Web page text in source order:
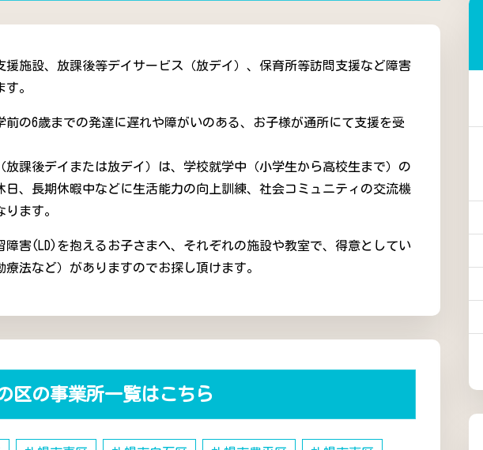
援施設、放課後等デイサービス（放デイ）、保育所等訪問支援など障害
。
前の6歳までの発達に遅れや障がいのある、お子様が通所にて支援を受
放課後デイまたは放デイ）は、学校就学中（小学生から高校生まで）の
日、長期休暇中などに生活能力の向上訓練、社会コミュニティの交流機
ます。
障害(LD)を抱えるお子さまへ、それぞれの施設や教室で、得意としてい
法など）がありますのでお探し頂けます。
区の事業所一覧はこちら